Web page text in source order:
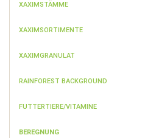
XAXIMSTÄMME
XAXIMSORTIMENTE
XAXIMGRANULAT
RAINFOREST BACKGROUND
FUTTERTIERE/VITAMINE
BEREGNUNG